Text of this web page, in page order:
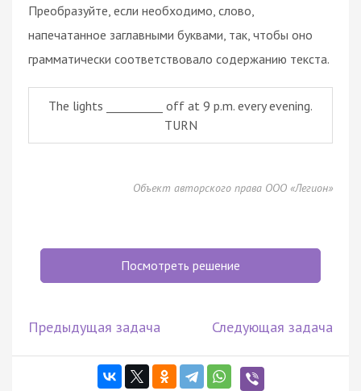
Преобразуйте, если необходимо, слово,
напечатанное заглавными буквами, так, чтобы оно
грамматически соответствовало содержанию текста.
The lights __________ off at 9 p.m. every evening.
TURN
Объект авторского права ООО «Легион»
Посмотреть решение
Предыдущая задача Следующая задача